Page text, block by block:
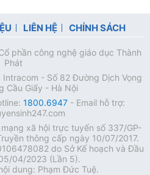
LIÊN HỆ CHÍNH SÁCH
phần công nghệ giáo dục Thành
Phát
Intracom - Số 82 Đường Dịch Vọng
Cầu Giấy - Hà Nội
1800.6947- Email hỗ trợ:
xã hội trực tuyến số 337/GP-
thông cấp ngày 10/07/2017.
do Sở Kế hoạch và Đầu
04/2023 (Lần 5).
dung: Phạm Đức Tuệ.